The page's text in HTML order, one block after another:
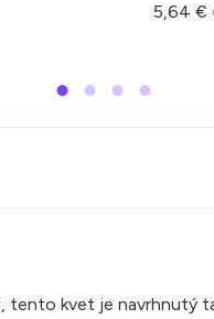
5,64 €
tento kvet je navrhnutý